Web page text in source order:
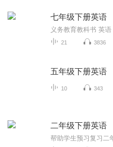
七年级下册英语
21 3836
五年级下册英语
10 343
二年级下册英语
帮助学生预习复习二